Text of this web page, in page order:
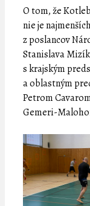
O tom, že
nie je
z poslancov
Stanislava
s krajským
a oblastným
Petrom
Gemeri-